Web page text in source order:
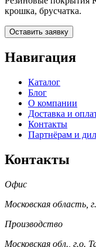
крошка, брусчатка.
Оставить заявку
Навигация
Каталог
Блог
О компании
Доставка и
Контакты
Партнёрам и
Контакты
Офис
Московская область,
Производство
Московская обл., г.о.